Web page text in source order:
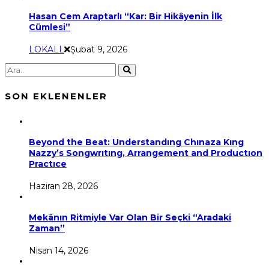
Hasan Cem Araptarlı “Kar: Bir Hikâyenin İlk
Cümlesi”
LOKALL Şubat 9, 2026
SON EKLENENLER
Beyond the Beat: Understandıng Chınaza Kıng
Nazzy’s Songwrıtıng, Arrangement and Productıon
Practıce
Haziran 28, 2026
Mekânın Ritmiyle Var Olan Bir Seçki “Aradaki
Zaman”
Nisan 14, 2026